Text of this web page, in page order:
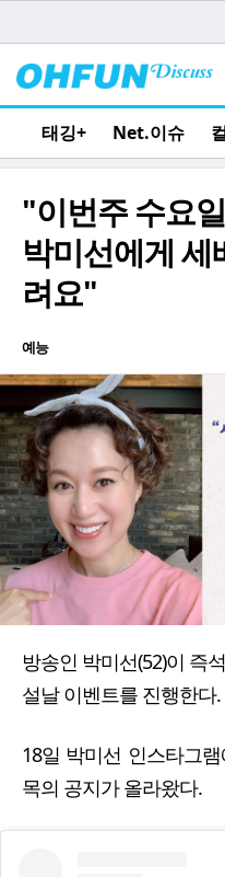
태깅+ Net.이슈
"이번주 수요
박미선에게
려요"
예능
방송인 박미선(52)이 즉
설날 이벤트를 진행한다.
18일 박미선 인스타그
목의 공지가 올라왔다.